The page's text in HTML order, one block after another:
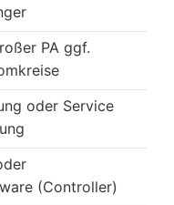
PA ggf.
oder Service
(Controller)